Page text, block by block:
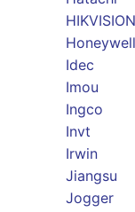
HIKVISION
Honeywell
Idec
Imou
Ingco
Invt
Irwin
Jiangsu
Jogger